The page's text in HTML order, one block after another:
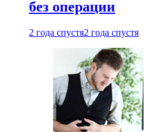
без операции
2 года спустя2 года спустя